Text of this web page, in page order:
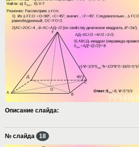
Описание слайда:
№ слайда 18